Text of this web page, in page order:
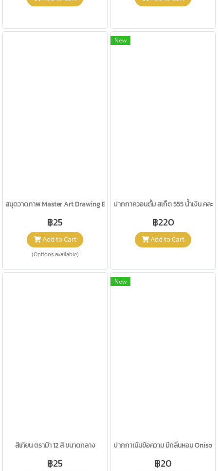
สมุดวาดภาพ Master Art Drawing Book D-302 คละสี
฿25
Add to Cart
(Options available)
New
ปากกาควอนตั้ม สเก็ต 555 น้ำเงิน คละสี
฿220
Add to Cart
สีเทียน ตราม้า 12 สี ขนาดกลาง
฿25
New
ปากกาเน้นข้อความ มีกลิ่นหอม Oniso
฿20